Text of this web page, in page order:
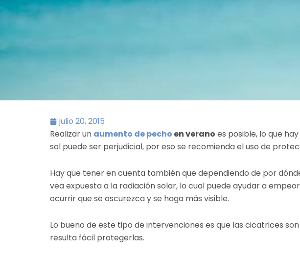
julio 20, 2015
Realizar un aumento de pecho en verano es posible, lo que
sol puede ser perjudicial, por eso se recomienda el uso de
Hay que tener en cuenta también que dependiendo de por
vea expuesta a la radiación solar, lo cual puede ayudar a
ocurrir que se oscurezca y se haga más visible.
Lo bueno de este tipo de intervenciones es que las cicatrices
resulta fácil protegerlas.